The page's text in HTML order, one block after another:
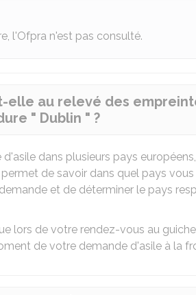
l'Ofpra n'est pas consulté.
elle au relevé des
" Dublin " ?
dans plusieurs pays
de savoir dans quel pays
et de déterminer le pays
lors de votre rendez-vous au
de votre demande d'asile à la